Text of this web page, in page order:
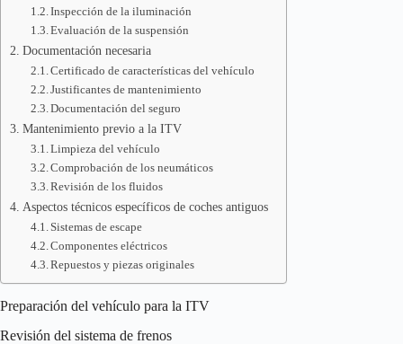
Inspección de la iluminación
Evaluación de la suspensión
Documentación necesaria
Certificado de características del vehículo
Justificantes de mantenimiento
Documentación del seguro
Mantenimiento previo a la ITV
Limpieza del vehículo
Comprobación de los neumáticos
Revisión de los fluidos
Aspectos técnicos específicos de coches antiguos
Sistemas de escape
Componentes eléctricos
Repuestos y piezas originales
Preparación del vehículo para la ITV
Revisión del sistema de frenos